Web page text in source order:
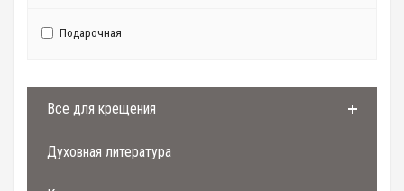
Подарочная
Все для крещения
Духовная литература